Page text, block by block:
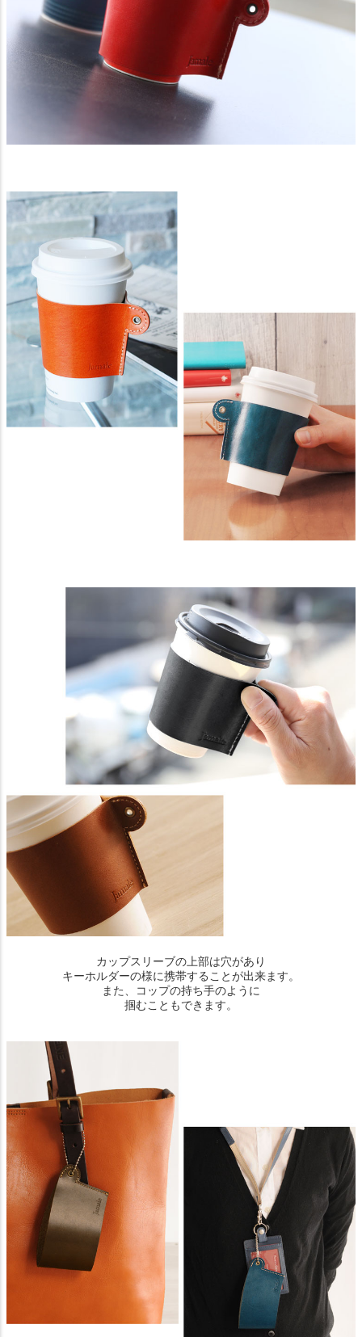
カップスリーブの上部は穴があり
キーホルダーの様に携帯することが出来ます。
また、コップの持ち手のように
掴むこともできます。